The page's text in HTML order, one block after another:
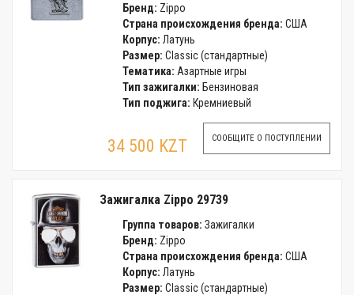
Бренд: Zippo
Страна происхождения бренда: США
Корпус: Латунь
Размер: Classic (стандартные)
Тематика: Азартные игры
Тип зажигалки: Бензиновая
Тип поджига: Кремниевый
34 500 KZT СООБЩИТЕ О ПОСТУПЛЕНИИ
Зажигалка Zippo 29739
Группа товаров: Зажигалки
Бренд: Zippo
Страна происхождения бренда: США
Корпус: Латунь
Размер: Classic (стандартные)